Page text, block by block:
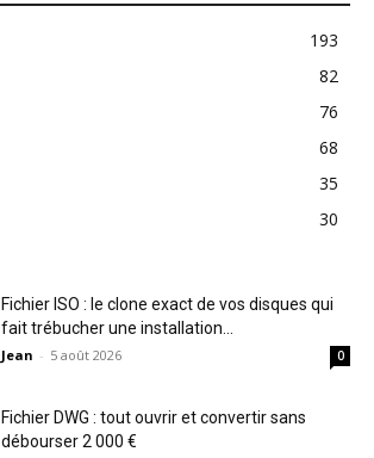
193
82
76
68
35
30
Fichier ISO : le clone exact de vos disques qui
fait trébucher une installation...
Jean - 5 août 2026 0
Fichier DWG : tout ouvrir et convertir sans
débourser 2 000 €